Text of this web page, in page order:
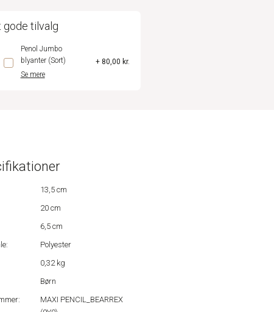
gode tilvalg
Penol Jumbo
blyanter (Sort)
Se mere
+ 80,00 kr.
13,5 cm
20 cm
6,5 cm
Polyester
0,32 kg
Børn
MAXI PENCIL_BEARREX